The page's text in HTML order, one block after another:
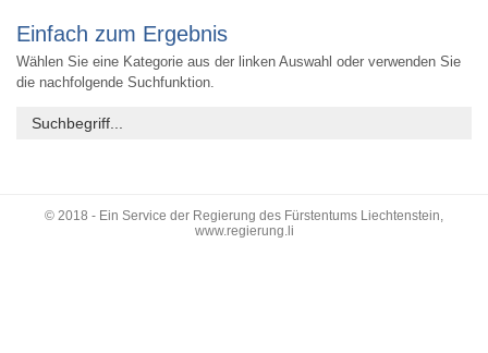
Einfach zum Ergebnis
Wählen Sie eine Kategorie aus der linken Auswahl oder verwenden Sie
die nachfolgende Suchfunktion.
© 2018 - Ein Service der Regierung des Fürstentums Liechtenstein,
www.regierung.li